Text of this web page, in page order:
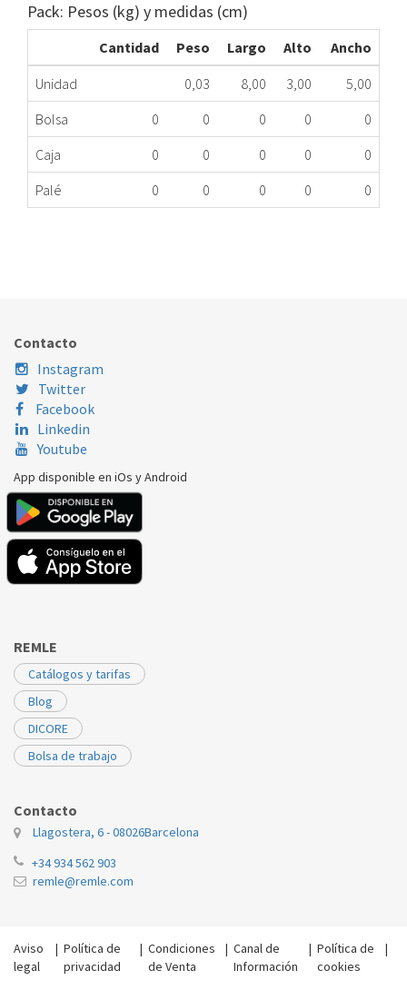
Pack: Pesos (kg) y medidas (cm)
Cantidad Peso Largo Alto
Ancho
Unidad
0,03 8,00 3,00
5,00
Bolsa
0 0 0 0
0
Caja
0 0 0 0
0
Palé
0 0 0 0 0
Contacto
Instagram
Twitter
Facebook
Linkedin
Youtube
App disponible en iOs y Android
REMLE
Catálogos y tarifas
Blog
DICORE
Bolsa de trabajo
Contacto
Llagostera, 6 - 08026Barcelona
+34 934 562 903
remle@remle.com
Aviso
legal
| Política de
privacidad
|Condiciones
de Venta
|Canal de
Información
| Política de
cookies
|